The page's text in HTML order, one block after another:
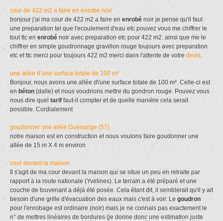
cour de 422 m2 a faire en enrobé noir
bonjour j'ai ma cour de 422 m2 a faire en enrobé noir je pense qu'il faut
une preparation tel que l'ecoulement d'eau etc pouvez vous me chiffrer le
tout ttc en enrobé noir avec preparation etc pour 422 m2. ainsi que me le
chiffrer en simple goudronnage gravillon rouge toujours avec preparation
etc et ttc merci pour toujours 422 m2 merci dans l'attente de votre devis
une allée d’une surface totale de 100 m²
Bonjour, nous avons une allée d\'une surface totale de 100 m². Celle-ci est
enbéton (dalle) et nous voudrions mettre du gondron rouge. Pouvez vous
nous dire quel tarif faut-il compter et de quelle manière cela serait
possible. Cordialement
goudonner une allée Guénange (57)
notre maison est en construction et nous voulons faire goudonner une
allée de 15 m X 4 m environ
cour devant la maison
Il s'agit de ma cour devant la maison qui se situe un peu en retraite par
rapport à la route nationale (Yvelines). Le terrain a été préparé et une
couche de touvenant a déjà été posée. Cela étant dit, il semblerait qu'il y ait
besoin d'une grille d'évacuation des eaux mais c'est à voir. Le goudron
pour l'enrobage est ordinaire (noir) mais je ne connais pas exactement le
n° de mettres linéaires de bordures (je donne donc une estimation juste